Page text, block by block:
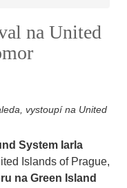
na United
vystoupí na United
System Iarla
Islands of Prague,
na Green Island